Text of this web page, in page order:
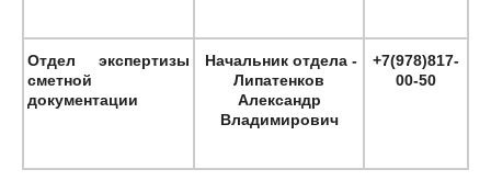
Отдел экспертизы
сметной
документации
Начальник отдела -
Липатенков
Александр
Владимирович
+7(978)817-
00-50